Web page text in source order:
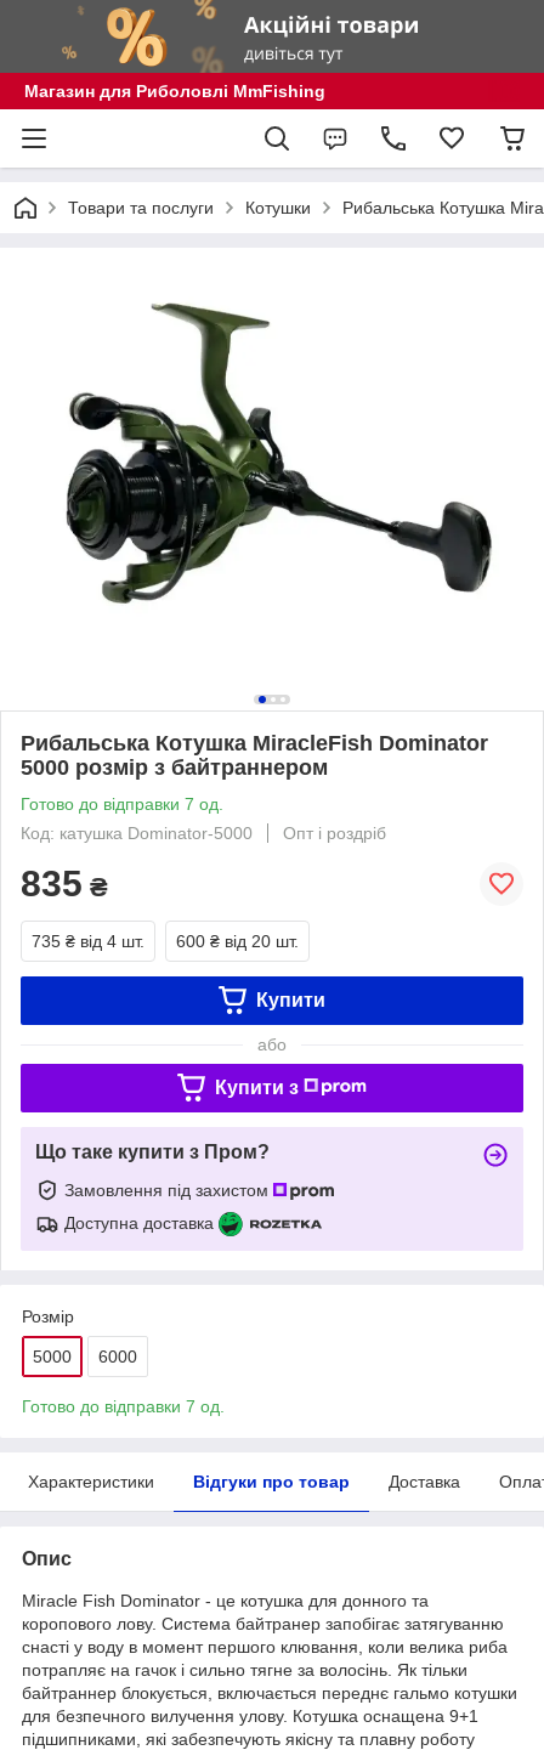
Магазин для Риболовлі MmFishing
Товари та послуги Котушки Рибальська Котушка
Рибальська Котушка MiracleFish Dominator
5000 розмір з байтраннером
Готово до відправки 7 од.
Код: катушка Dominator-5000
Опт і роздріб
835 ₴
735 ₴ від 4 шт. 600 ₴ від 20 шт.
Купити
або
Купити з
Що таке купити з Пром?
Замовлення під захистом
Доступна доставка
Розмір
5000 6000
Готово до відправки 7 од.
Характеристики Відгуки про товар Доставка
Опис
Miracle Fish Dominator - це котушка для донного та
коропового лову. Система байтранер запобігає затягуванню
снасті у воду в момент першого клювання, коли велика риба
потрапляє на гачок і сильно тягне за волосінь. Як тільки
байтраннер блокується, включається переднє гальмо котушки
для безпечного вилучення улову. Котушка оснащена 9+1
підшипниками, які забезпечують якісну та плавну роботу